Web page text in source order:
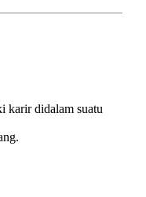
karir didalam suatu